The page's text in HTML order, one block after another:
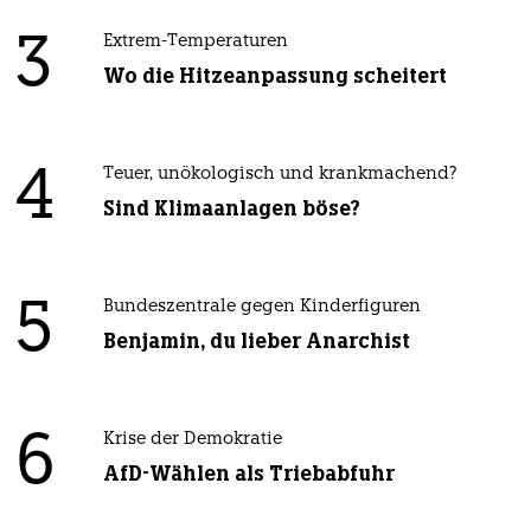
3 Extrem-Temperaturen
Wo die Hitzeanpassung scheitert
4 Teuer, unökologisch und krankmachend?
Sind Klimaanlagen böse?
5 Bundeszentrale gegen Kinderfiguren
Benjamin, du lieber Anarchist
6 Krise der Demokratie
AfD-Wählen als Triebabfuhr